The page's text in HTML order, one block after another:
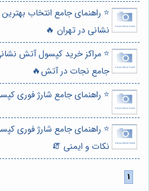
⭐️ راهنمای جامع انتخاب
نشانی در تهران 🔥
⭐️ مراکز خرید کپسول آتش
جامع نجات در آتش🔥
⭐️ راهنمای جامع شارژ فوری
⭐️ راهنمای جامع شارژ فوری
نکات و ایمنی 🧯